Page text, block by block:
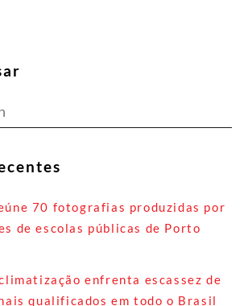
70 fotografias produzidas por
de escolas públicas de Porto
enfrenta escassez de
qualificados em todo o Brasil